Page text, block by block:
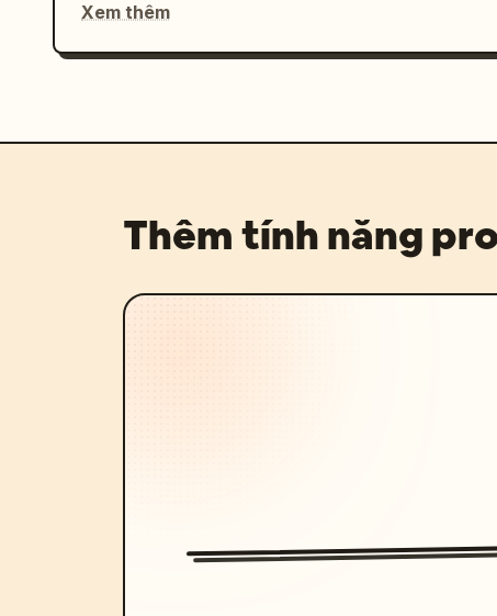
Xem thêm
Thêm tính năng